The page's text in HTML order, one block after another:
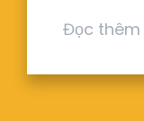
Đọc thêm